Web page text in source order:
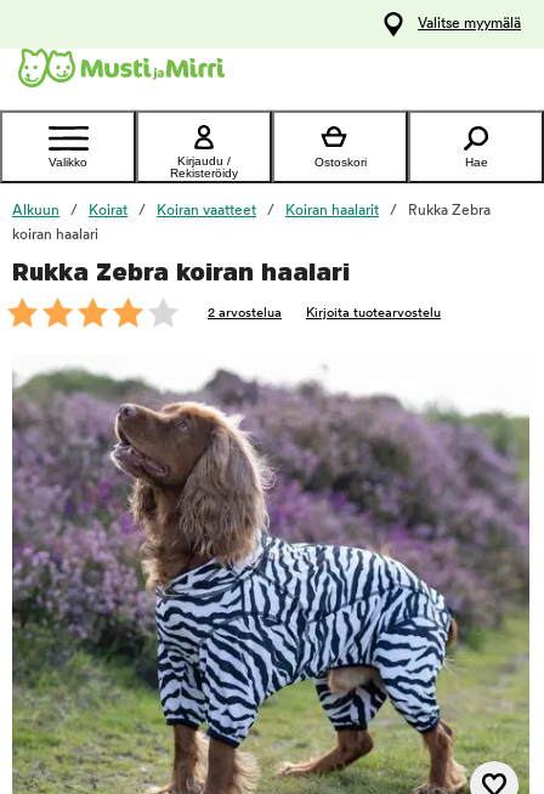
Ota yhteyttä
asiakaspalveluun
Valitse myymälä
Valikko
Kirjaudu /
Rekisteröidy
Ostoskori Hae
Alkuun Koirat Koiran vaatteet Koiran haalarit
Rukka Zebra
koiran haalari
Rukka Zebra koiran haalari
2 arvostelua Kirjoita tuotearvostelu
foo